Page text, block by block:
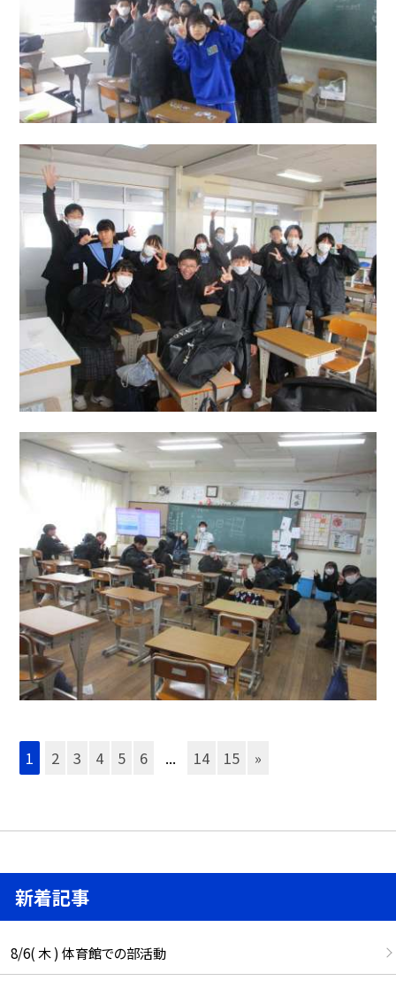
1 2 3 4 5 6 ... 14 15 »
新着記事
8/6( 木 ) 体育館での部活動